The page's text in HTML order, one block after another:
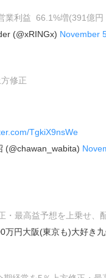
業利益 66.1%増(391億
(@xRINGx) November
修正
TgkiX9nsWe
(@chawan_wabita)
・最高益予想を上乗せ、
円大阪(東京も)大好き